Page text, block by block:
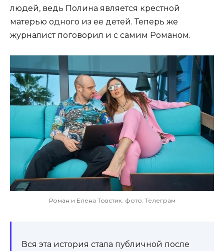
людей, ведь Полина является крестной
матерью одного из ее детей. Теперь же
журналист поговорил и с самим Романом.
Роман и Елена Товстик. фото: Телеграм
Вся эта история стала публичной после